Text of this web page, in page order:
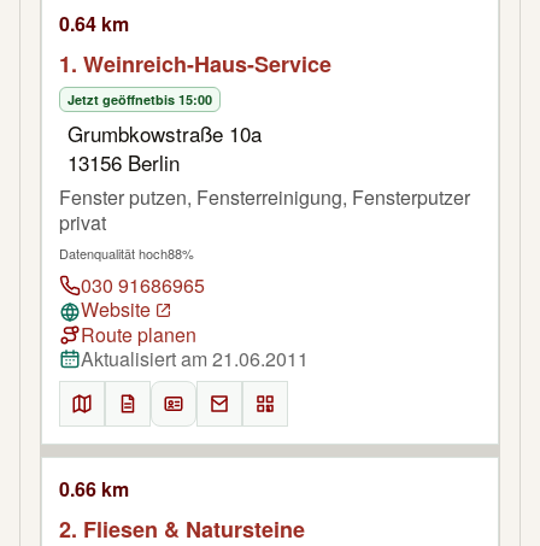
0.64 km
1. Weinreich-Haus-Service
Jetzt geöffnetbis 15:00
Grumbkowstraße 10a
13156 Berlin
Fenster putzen, Fensterreinigung, Fensterputzer
privat
Datenqualität hoch88%
030 91686965
Website
Route planen
Aktualisiert am 21.06.2011
0.66 km
2. Fliesen & Natursteine